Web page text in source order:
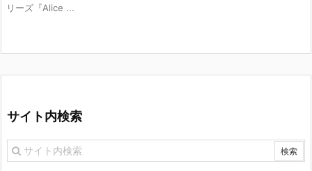
リーズ『Alice ...
サイト内検索